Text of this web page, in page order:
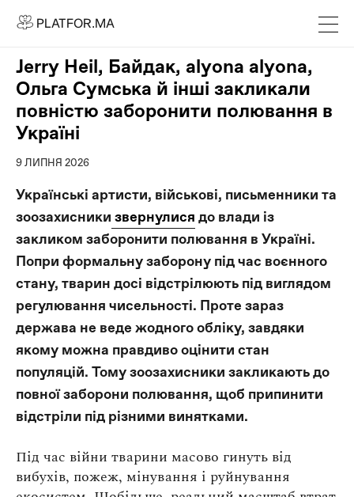
PLATFOR.MA
PLATFOR.MA
Контакти
МЕДІА
Спецпроєкти
Редакційна політика
АГЕНЦІЯ
Кейси
МАГАЗИН
Каталог
Оплата та доставка
Повернення та обмін
Публічна оферта
КРЕЗЮМЕ
Jerry Heil, Байдак, alyona alyona,
Ольга Сумська й інші закликали
повністю заборонити полювання в
Україні
9 ЛИПНЯ 2026
Українські артисти, військові, письменники та
зоозахисники звернулися до влади із
закликом заборонити полювання в Україні.
Попри формальну заборону під час воєнного
стану, тварин досі відстрілюють під виглядом
регулювання чисельності. Проте зараз
держава не веде жодного обліку, завдяки
якому можна правдиво оцінити стан
популяцій. Тому зоозахисники закликають до
повної заборони полювання, щоб припинити
відстріли під різними винятками.
Під час війни тварини масово гинуть від
вибухів, пожеж, мінування і руйнування